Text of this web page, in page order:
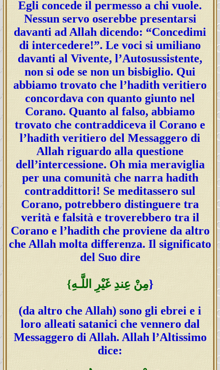
Egli concede il permesso a chi vuole.
Nessun servo oserebbe presentarsi
davanti ad Allah dicendo: “Concedimi
di intercedere!”. Le voci si umiliano
davanti al Vivente, l’Autosussistente,
non si ode se non un bisbiglio. Qui
abbiamo trovato che l’hadith veritiero
concordava con quanto giunto nel
Corano. Quanto al falso, abbiamo
trovato che contraddiceva il Corano e
l’hadith veritiero del Messaggero di
Allah riguardo alla questione
dell’intercessione. Oh mia meraviglia
per una comunità che narra hadith
contraddittori! Se meditassero sul
Corano, potrebbero distinguere tra
verità e falsità e troverebbero tra il
Corano e l’hadith che proviene da altro
che Allah molta differenza. Il significato
del Suo dire
{مِنْ عِندِ غَيْرِ اللَّـهِ}
(da altro che Allah) sono gli ebrei e i
loro alleati satanici che vennero dal
Messaggero di Allah. Allah l’Altissimo
dice: